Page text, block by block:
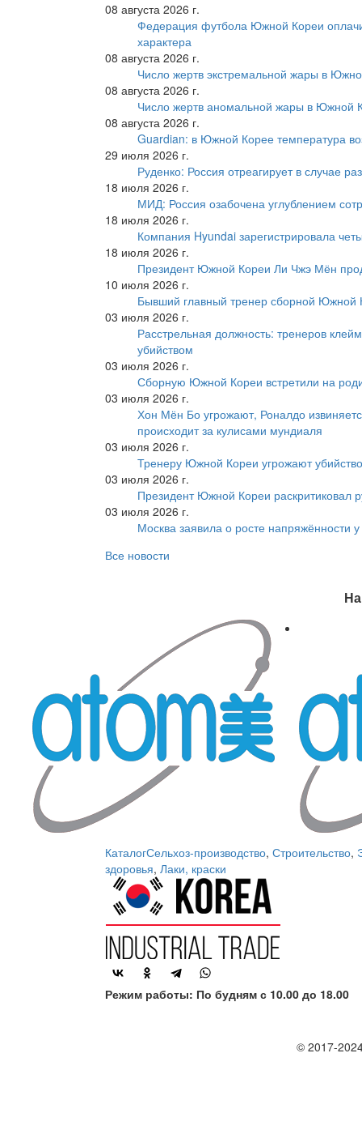
08 августа 2026 г.
Федерация футбола Южной Кореи
характера
08 августа 2026 г.
Число жертв экстремальной жары в
08 августа 2026 г.
Число жертв аномальной жары в Южной
08 августа 2026 г.
Guardian: в Южной Корее температура
29 июля 2026 г.
Руденко: Россия отреагирует в случае
18 июля 2026 г.
МИД: Россия озабочена углублением
18 июля 2026 г.
Компания Hyundai зарегистрировала
18 июля 2026 г.
Президент Южной Кореи Ли Чжэ Мён
10 июля 2026 г.
Бывший главный тренер сборной Южной
03 июля 2026 г.
Расстрельная должность: тренеров
убийством
03 июля 2026 г.
Сборную Южной Кореи встретили на
03 июля 2026 г.
Хон Мён Бо угрожают, Роналдо
происходит за кулисами мундиаля
03 июля 2026 г.
Тренеру Южной Кореи угрожают
03 июля 2026 г.
Президент Южной Кореи раскритиковал
03 июля 2026 г.
Москва заявила о росте
Все новости
КаталогСельхоз-производство, Строительство,
здоровья, Лаки, краски
Режим работы: По будням с 10.00 до 18.00
© 2017-